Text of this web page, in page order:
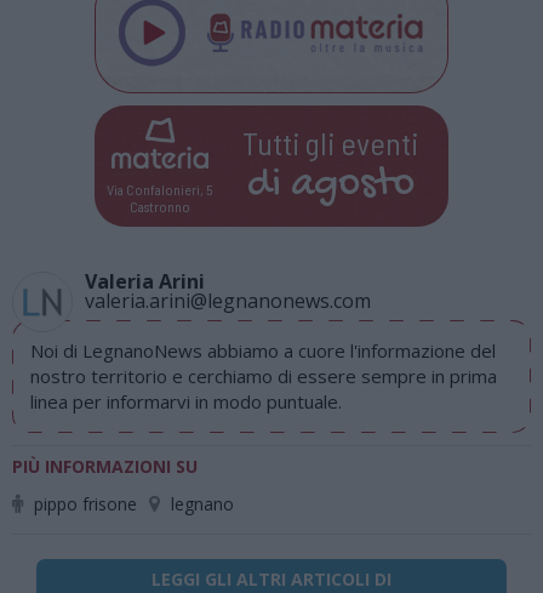
Via Confalonieri, 5
Castronno
Tutti gli eventi
di agosto
Valeria Arini
valeria.arini@legnanonews.com
Noi di LegnanoNews abbiamo a cuore l'informazione del
nostro territorio e cerchiamo di essere sempre in prima
linea per informarvi in modo puntuale.
PIÙ INFORMAZIONI SU
pippo frisone
legnano
LEGGI GLI ALTRI ARTICOLI DI